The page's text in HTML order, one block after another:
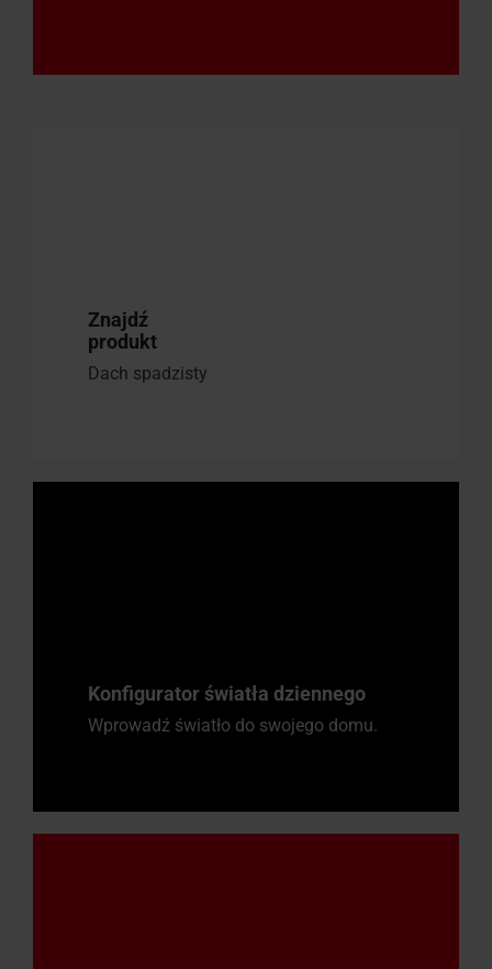
Znajdź
produkt
Dach spadzisty
Konfigurator światła dziennego
Wprowadź światło do swojego domu.